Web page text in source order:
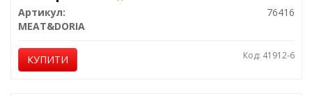
Артикул:
76416
MEAT&DORIA
КУПИТИ Код: 41912-6